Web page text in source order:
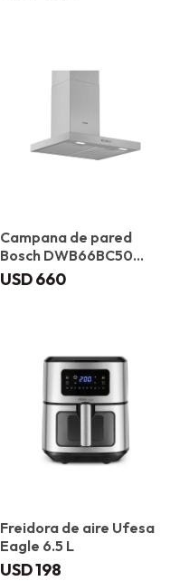
Campana de pared
Bosch DWB66BC50
Plana 60 cm
USD660
Freidora de aire Ufesa
Eagle 6.5 L
USD198